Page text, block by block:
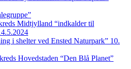
Midtjylland “indkalder til
i shelter ved Ensted Naturpark” 10.
Hovedstaden “Den Blå Planet”